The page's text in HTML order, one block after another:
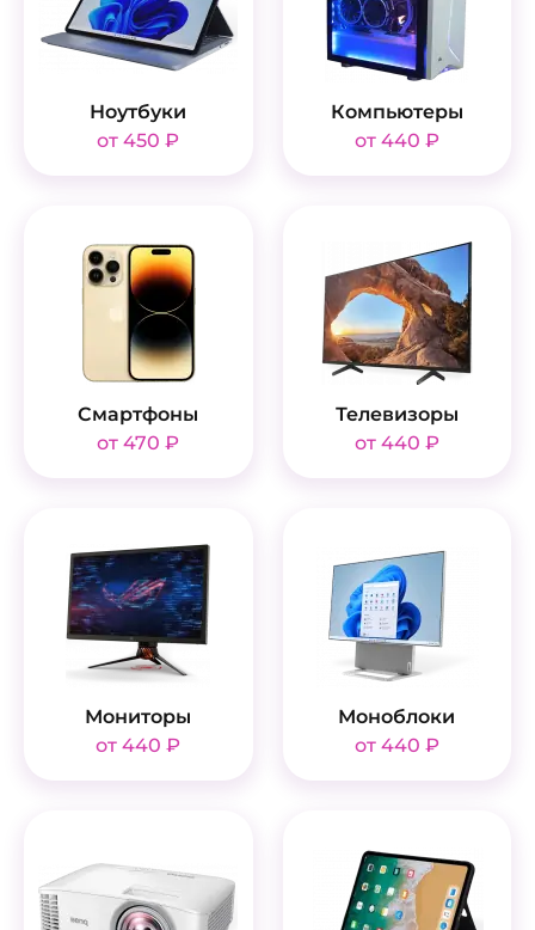
Ноутбуки
от 450 ₽
Компьютеры
от 440 ₽
Смартфоны
от 470 ₽
Телевизоры
от 440 ₽
Мониторы
от 440 ₽
Моноблоки
от 440 ₽